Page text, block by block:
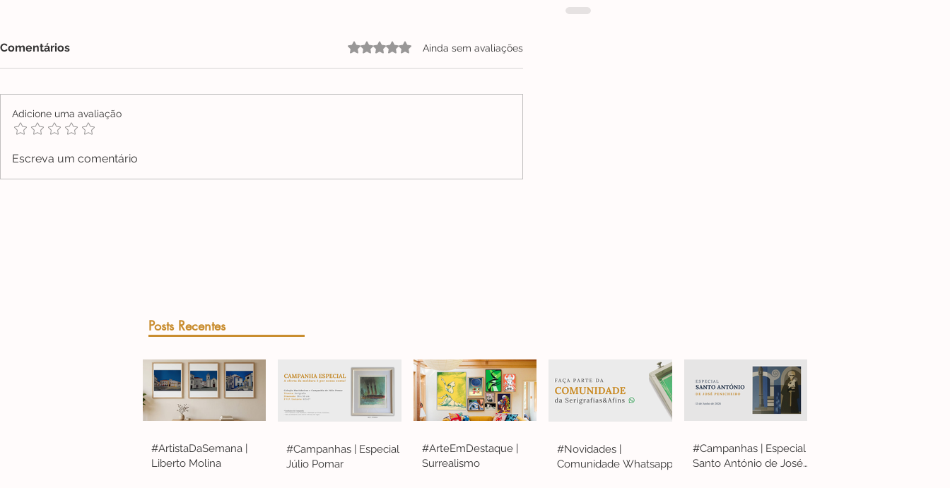
Comentários Avaliado com 0 de 5 estrelas.
Ainda sem avaliações
Adicione uma avaliação
Escreva um comentário
Posts Recentes
#ArtistaDaSemana |
Liberto Molina
#Campanhas | Especial
Júlio Pomar
#ArteEmDestaque |
Surrealismo
#Novidades |
Comunidade Whatsapp
#Campanhas | Especial
Santo António de José